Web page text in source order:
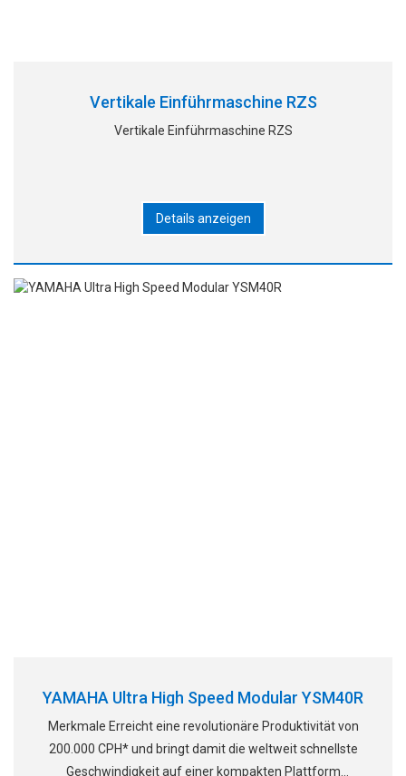
Vertikale Einführmaschine RZS
Vertikale Einführmaschine RZS
Details anzeigen
YAMAHA Ultra High Speed Modular YSM40R
Merkmale Erreicht eine revolutionäre Produktivität von
200.000 CPH* und bringt damit die weltweit schnellste
Geschwindigkeit auf einer kompakten Plattform